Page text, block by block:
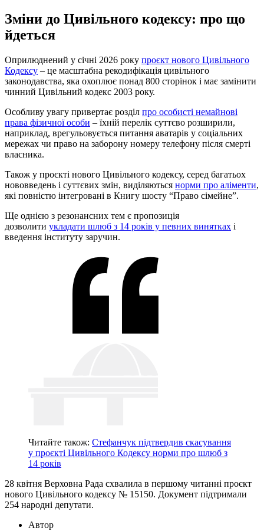
Зміни до Цивільного кодексу: про що
йдеться
Оприлюднений у січні 2026 року проєкт нового Цивільного
Кодексу – це масштабна рекодифікація цивільного
законодавства, яка охоплює понад 800 сторінок і має замінити
чинний Цивільний кодекс 2003 року.
Особливу увагу привертає розділ про особисті немайнові
права фізичної особи – їхній перелік суттєво розширили,
наприклад, врегульовується питання аватарів у соціальних
мережах чи право на заборону номеру телефону після смерті
власника.
Також у проєкті нового Цивільного кодексу, серед багатьох
нововведень і суттєвих змін, виділяються норми про аліменти,
які повністю інтегровані в Книгу шосту “Право сімейне”.
Ще однією з резонансних тем є пропозиція
дозволити укладати шлюб з 14 років у певних винятках і
введення інституту заручин.
Читайте також: Стефанчук підтвердив скасування
у проєкті Цивільного Кодексу норми про шлюб з
14 років
28 квітня Верховна Рада схвалила в першому читанні проєкт
нового Цивільного кодексу № 15150. Документ підтримали
254 народні депутати.
Автор